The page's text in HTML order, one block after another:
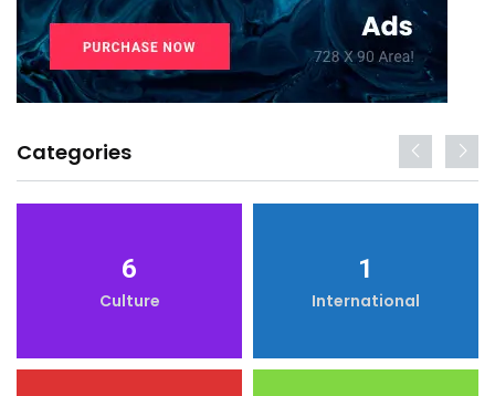
Categories
6
Culture
1
International